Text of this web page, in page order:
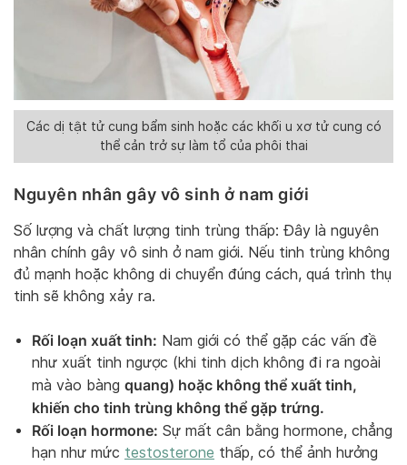
Các dị tật tử cung bẩm sinh hoặc các khối u xơ tử cung có
thể cản trở sự làm tổ của phôi thai
Nguyên nhân gây vô sinh ở nam giới
Số lượng và chất lượng tinh trùng thấp: Đây là nguyên
nhân chính gây vô sinh ở nam giới. Nếu tinh trùng không
đủ mạnh hoặc không di chuyển đúng cách, quá trình thụ
tinh sẽ không xảy ra.
Rối loạn xuất tinh: Nam giới có thể gặp các vấn đề
như xuất tinh ngược (khi tinh dịch không đi ra ngoài
mà vào bàng quang) hoặc không thể xuất tinh,
khiến cho tinh trùng không thể gặp trứng.
Rối loạn hormone: Sự mất cân bằng hormone, chẳng
hạn như mức testosterone thấp, có thể ảnh hưởng